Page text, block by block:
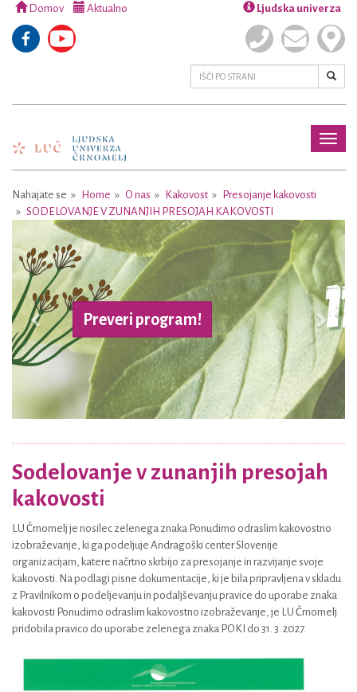
Domov Aktualno Ljudska univerza
Nahajate se Home O nas Kakovost
Presojanje kakovosti
SODELOVANJE V ZUNANJIH PRESOJAH KAKOVOSTI
Preveri program!
Previous Next
Sodelovanje v zunanjih presojah
kakovosti
LU Črnomelj je nosilec zelenega znaka Ponudimo odraslim kakovostno
izobraževanje, ki ga podeljuje Andragoški center Slovenije
organizacijam, katere načrtno skrbijo za presojanje in razvijanje svoje
kakovosti. Na podlagi pisne dokumentacije, ki je bila pripravljena v skladu
z Pravilnikom o podeljevanju in podaljševanju pravice do uporabe znaka
kakovosti Ponudimo odraslim kakovostno izobraževanje, je LU Črnomelj
pridobila pravico do uporabe zelenega znaka POKI do 31. 3. 2027.